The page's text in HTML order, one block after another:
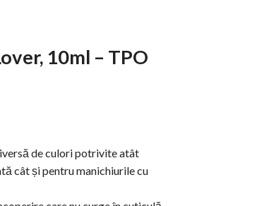
10ml – TPO
de culori potrivite atât
cât și pentru manichiurile cu